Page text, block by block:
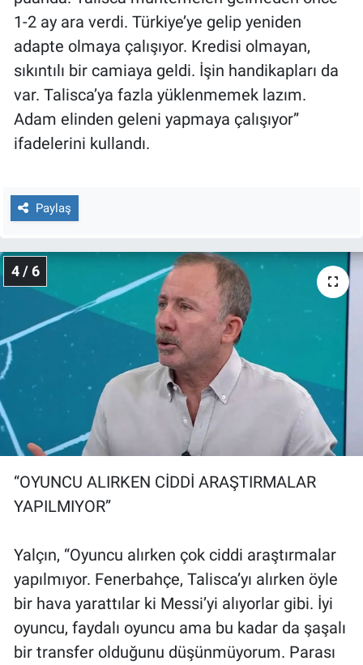
1-2 ay ara verdi. Türkiye’ye gelip yeniden
adapte olmaya çalışıyor. Kredisi olmayan,
sıkıntılı bir camiaya geldi. İşin handikapları da
var. Talisca’ya fazla yüklenmemek lazım.
Adam elinden geleni yapmaya çalışıyor”
ifadelerini kullandı.
Paylaş
4 / 6
“OYUNCU ALIRKEN CİDDİ ARAŞTIRMALAR
YAPILMIYOR”
Yalçın, “Oyuncu alırken çok ciddi araştırmalar
yapılmıyor. Fenerbahçe, Talisca’yı alırken öyle
bir hava yarattılar ki Messi’yi alıyorlar gibi. İyi
oyuncu, faydalı oyuncu ama bu kadar da şaşalı
bir transfer olduğunu düşünmüyorum. Parası